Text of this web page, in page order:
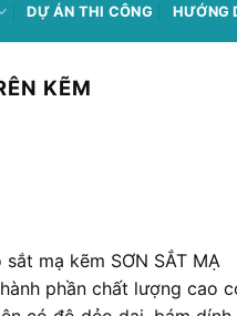
DỰ ÁN THI CÔNG HƯỚNG
KẼM
mạ kẽm SƠN SẮT MẠ
phần chất lượng cao